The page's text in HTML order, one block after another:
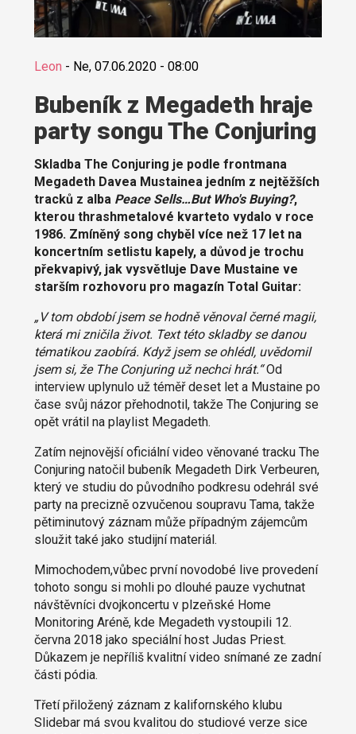
Leon - Ne, 07.06.2020 - 08:00
Bubeník z Megadeth hraje
party songu The Conjuring
Skladba The Conjuring je podle frontmana
Megadeth Davea Mustainea jedním z nejtěžších
tracků z alba Peace Sells…But Who's Buying?,
kterou thrashmetalové kvarteto vydalo v roce
1986. Zmíněný song chyběl více než 17 let na
koncertním setlistu kapely, a důvod je trochu
překvapivý, jak vysvětluje Dave Mustaine ve
starším rozhovoru pro magazín Total Guitar:
„V tom období jsem se hodně věnoval černé magii,
která mi zničila život. Text této skladby se danou
tématikou zaobírá. Když jsem se ohlédl, uvědomil
jsem si, že The Conjuring už nechci hrát.“Od
interview uplynulo už téměř deset let a Mustaine po
čase svůj názor přehodnotil, takže The Conjuring se
opět vrátil na playlist Megadeth.
Zatím nejnovější oficiální video věnované tracku The
Conjuring natočil bubeník Megadeth Dirk Verbeuren,
který ve studiu do původního podkresu odehrál své
party na precizně ozvučenou soupravu Tama, takže
pětiminutový záznam může případným zájemcům
sloužit také jako studijní materiál.
Mimochodem,vůbec první novodobé live provedení
tohoto songu si mohli po dlouhé pauze vychutnat
návštěvníci dvojkoncertu v plzeňské Home
Monitoring Aréně, kde Megadeth vystoupili 12.
června 2018 jako speciální host Judas Priest.
Důkazem je nepříliš kvalitní video snímané ze zadní
části pódia.
Třetí přiložený záznam z kalifornského klubu
Slidebar má svou kvalitou do studiové verze sice